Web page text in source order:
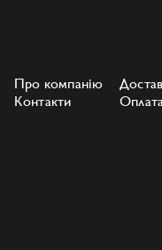
Про компанію
Контакти